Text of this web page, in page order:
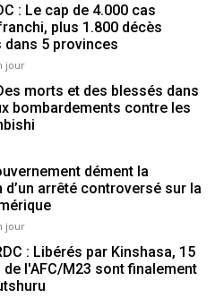
: Le cap de 4.000 cas
plus 1.800 décès
dans 5 provinces
jour
morts et des blessés dans
bombardements contre les
dément la
d’un arrêté controversé sur la
jour
: Libérés par Kinshasa, 15
l'AFC/M23 sont finalement